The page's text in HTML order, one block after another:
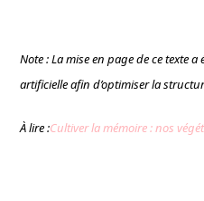
Note : La mise en page de ce texte a
artificielle afin d’optimiser la
À lire :Cultiver la mémoire : nos